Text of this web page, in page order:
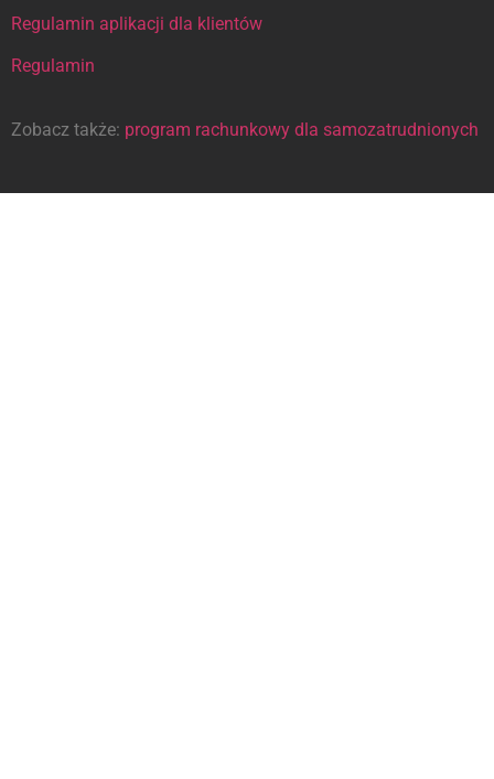
Regulamin aplikacji dla klientów
Regulamin
Zobacz także: program rachunkowy dla samozatrudnionych